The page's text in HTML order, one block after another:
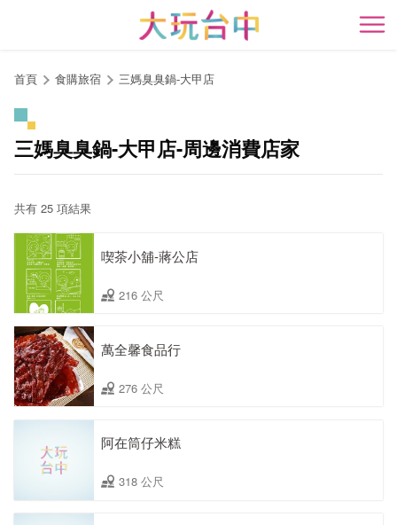
開
首頁 食購旅宿 三媽臭臭鍋-大甲店
三媽臭臭鍋-大甲店-周邊消費店家
共有 25 項結果
喫茶小舖-蔣公店
216 公尺
萬全馨食品行
276 公尺
阿在筒仔米糕
318 公尺